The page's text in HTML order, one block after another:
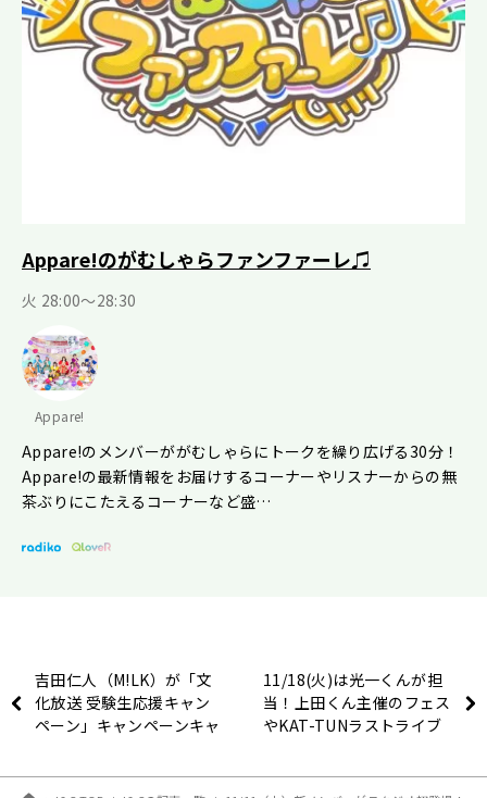
Appare!のがむしゃらファンファーレ♫
火 28:00～28:30
Appare!
Appare!のメンバーががむしゃらにトークを繰り広げる30分！
Appare!の最新情報をお届けするコーナーやリスナーからの無
茶ぶりにこたえるコーナーなど盛…
吉田仁人（M!LK）が「文
化放送 受験生応援キャン
ペーン」キャンペーンキャ
ャンペーンソングはM!LK
による完全書き下ろしの新
11/18(火)は光一くんが担
当！上田くん主催のフェス
やKAT-TUNラストライブ